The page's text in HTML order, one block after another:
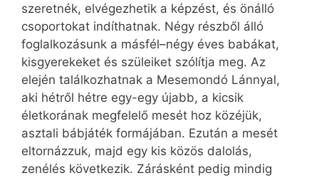
szeretnék, elvégezhetik a képzést, és önálló
csoportokat indíthatnak. Négy részből álló
foglalkozásunk a másfél–négy éves babákat,
kisgyerekeket és szüleiket szólítja meg. Az
elején találkozhatnak a Mesemondó Lánnyal,
aki hétről hétre egy-egy újabb, a kicsik
életkorának megfelelő mesét hoz közéjük,
asztali bábjáték formájában. Ezután a mesét
eltornázzuk, majd egy kis közös dalolás,
zenélés következik. Zárásként pedig mindig